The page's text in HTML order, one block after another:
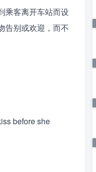
乘客离开车站而设
告别或欢迎，而不
before she